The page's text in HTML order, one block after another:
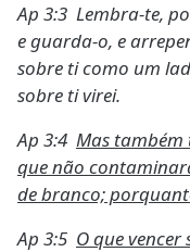
Ap 3:3 Lembra-te,
e guarda-o, e
sobre ti como um
sobre ti virei.
Ap 3:4 Mas também
que não
de branco;
Ap 3:5 O que vencer